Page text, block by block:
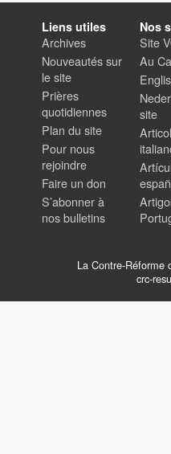
Liens utiles
Archives
Nouveautés sur
le site
Prières
quotidiennes
Plan du site
Pour nous
rejoindre
Faire un don
S’abonner à
nos bulletins
Nos
Site
Au
site
La Contre-Réforme
crc-